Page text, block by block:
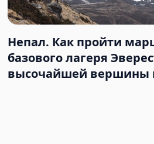
Непал. Как пройти
базового лагеря
высочайшей вершины